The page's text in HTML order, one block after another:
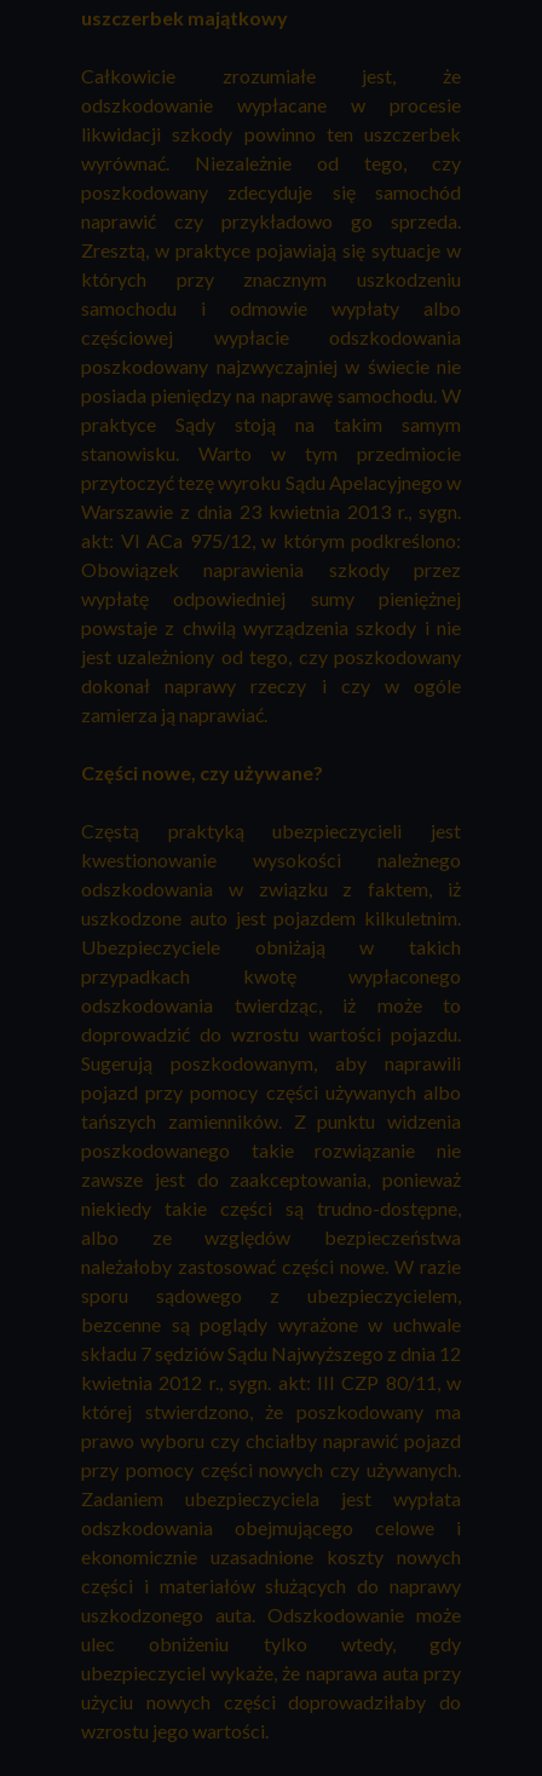
uszczerbek majątkowy
Całkowicie zrozumiałe jest, że
odszkodowanie wypłacane w procesie
likwidacji szkody powinno ten uszczerbek
wyrównać. Niezależnie od tego, czy
poszkodowany zdecyduje się samochód
naprawić czy przykładowo go sprzeda.
Zresztą, w praktyce pojawiają się sytuacje w
których przy znacznym uszkodzeniu
samochodu i odmowie wypłaty albo
częściowej wypłacie odszkodowania
poszkodowany najzwyczajniej w świecie nie
posiada pieniędzy na naprawę samochodu. W
praktyce Sądy stoją na takim samym
stanowisku. Warto w tym przedmiocie
przytoczyć tezę wyroku Sądu Apelacyjnego w
Warszawie z dnia 23 kwietnia 2013 r., sygn.
akt: VI ACa 975/12, w którym podkreślono:
Obowiązek naprawienia szkody przez
wypłatę odpowiedniej sumy pieniężnej
powstaje z chwilą wyrządzenia szkody i nie
jest uzależniony od tego, czy poszkodowany
dokonał naprawy rzeczy i czy w ogóle
zamierza ją naprawiać.
Części nowe, czy używane?
Częstą praktyką ubezpieczycieli jest
kwestionowanie wysokości należnego
odszkodowania w związku z faktem, iż
uszkodzone auto jest pojazdem kilkuletnim.
Ubezpieczyciele obniżają w takich
przypadkach kwotę wypłaconego
odszkodowania twierdząc, iż może to
doprowadzić do wzrostu wartości pojazdu.
Sugerują poszkodowanym, aby naprawili
pojazd przy pomocy części używanych albo
tańszych zamienników. Z punktu widzenia
poszkodowanego takie rozwiązanie nie
zawsze jest do zaakceptowania, ponieważ
niekiedy takie części są trudno-dostępne,
albo ze względów bezpieczeństwa
należałoby zastosować części nowe. W razie
sporu sądowego z ubezpieczycielem,
bezcenne są poglądy wyrażone w uchwale
składu 7 sędziów Sądu Najwyższego z dnia 12
kwietnia 2012 r., sygn. akt: III CZP 80/11, w
której stwierdzono, że poszkodowany ma
prawo wyboru czy chciałby naprawić pojazd
przy pomocy części nowych czy używanych.
Zadaniem ubezpieczyciela jest wypłata
odszkodowania obejmującego celowe i
ekonomicznie uzasadnione koszty nowych
części i materiałów służących do naprawy
uszkodzonego auta. Odszkodowanie może
ulec obniżeniu tylko wtedy, gdy
ubezpieczyciel wykaże, że naprawa auta przy
użyciu nowych części doprowadziłaby do
wzrostu jego wartości.